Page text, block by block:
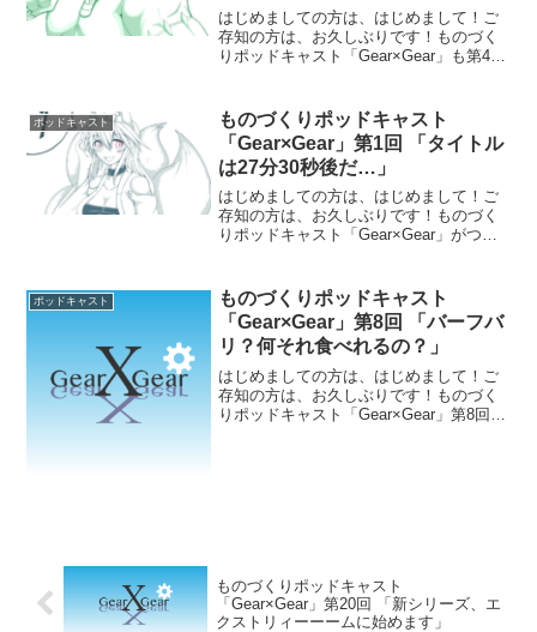
る」
はじめましての方は、はじめまして！ご
存知の方は、お久しぶりです！ものづく
りポッドキャスト「Gear×Gear」も第4回
が最近やったゲームはこちら↓ ◼️Apex...
ポッドキャスト
ものづくりポッドキャスト
「Gear×Gear」第1回 「タイトル
は27分30秒後だ…」
はじめましての方は、はじめまして！ご
存知の方は、お久しぶりです！ものづく
りポッドキャスト「Gear×Gear」がつい
表でありがならも、ボケマシーン。ガジ
ェット...
ポッドキャスト
ものづくりポッドキャスト
「Gear×Gear」第8回 「バーフバ
リ？何それ食べれるの？」
はじめましての方は、はじめまして！ご
存知の方は、お久しぶりです！ものづく
りポッドキャスト「Gear×Gear」第8回
ものづくりポッドキャスト
「Gear×Gear」第20回 「新シリーズ、エ
クストリィーーームに始めます」